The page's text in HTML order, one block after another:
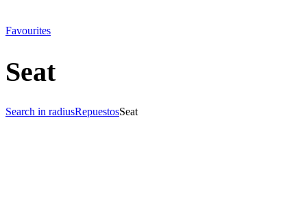
Favourites
Seat
Search in radiusRepuestosSeat